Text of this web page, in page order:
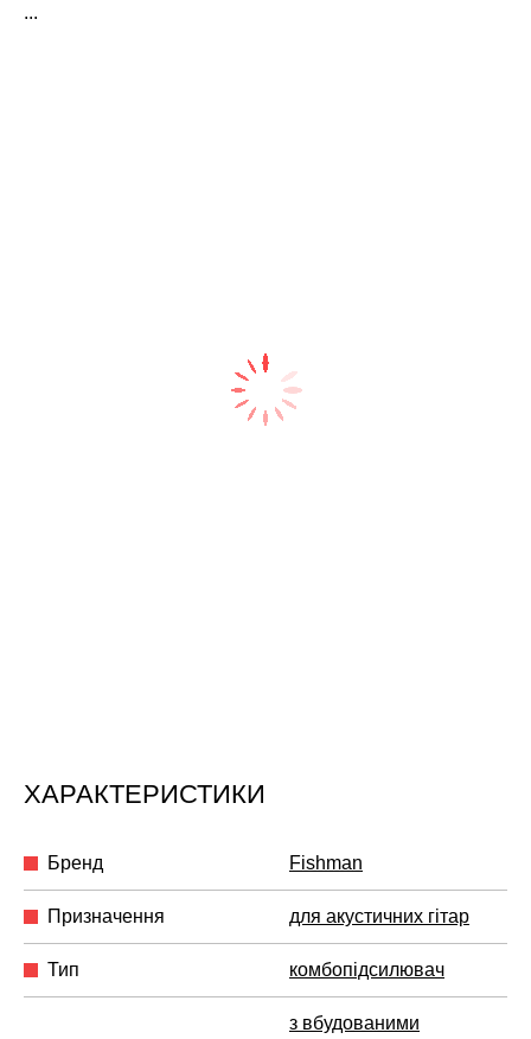
...
ХАРАКТЕРИСТИКИ
Бренд Fishman
Призначення для акустичних гітар
Тип комбопідсилювач
з вбудованими